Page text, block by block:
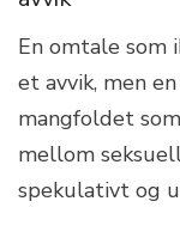
En omtale som
et avvik, men
mangfoldet
mellom
spekulativt og